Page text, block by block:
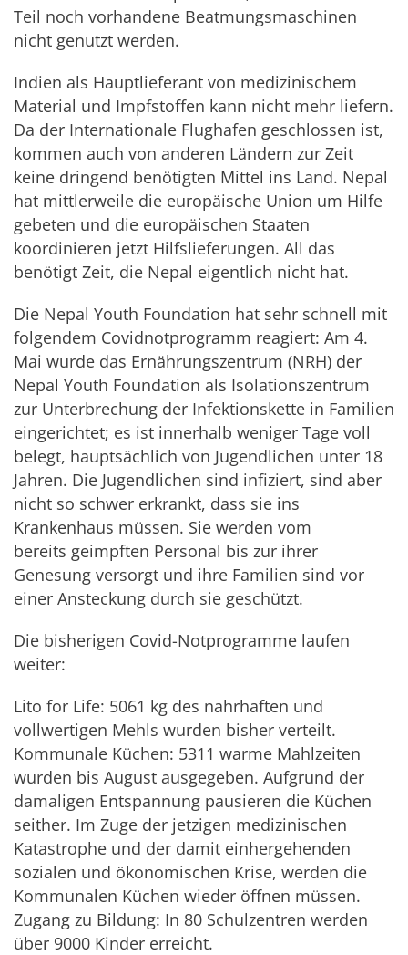
Teil noch vorhandene Beatmungsmaschinen
nicht genutzt werden.
Indien als Hauptlieferant von medizinischem
Material und Impfstoffen kann nicht mehr liefern.
Da der Internationale Flughafen geschlossen ist,
kommen auch von anderen Ländern zur Zeit
keine dringend benötigten Mittel ins Land. Nepal
hat mittlerweile die europäische Union um Hilfe
gebeten und die europäischen Staaten
koordinieren jetzt Hilfslieferungen. All das
benötigt Zeit, die Nepal eigentlich nicht hat.
Die Nepal Youth Foundation hat sehr schnell mit
folgendem Covidnotprogramm reagiert: Am 4.
Mai wurde das Ernährungszentrum (NRH) der
Nepal Youth Foundation als Isolationszentrum
zur Unterbrechung der Infektionskette in Familien
eingerichtet; es ist innerhalb weniger Tage voll
belegt, hauptsächlich von Jugendlichen unter 18
Jahren. Die Jugendlichen sind infiziert, sind aber
nicht so schwer erkrankt, dass sie ins
Krankenhaus müssen. Sie werden vom
bereits geimpften Personal bis zur ihrer
Genesung versorgt und ihre Familien sind vor
einer Ansteckung durch sie geschützt.
Die bisherigen Covid-Notprogramme laufen
weiter:
Lito for Life: 5061 kg des nahrhaften und
vollwertigen Mehls wurden bisher verteilt.
Kommunale Küchen: 5311 warme Mahlzeiten
wurden bis August ausgegeben. Aufgrund der
damaligen Entspannung pausieren die Küchen
seither. Im Zuge der jetzigen medizinischen
Katastrophe und der damit einhergehenden
sozialen und ökonomischen Krise, werden die
Kommunalen Küchen wieder öffnen müssen.
Zugang zu Bildung: In 80 Schulzentren werden
über 9000 Kinder erreicht.